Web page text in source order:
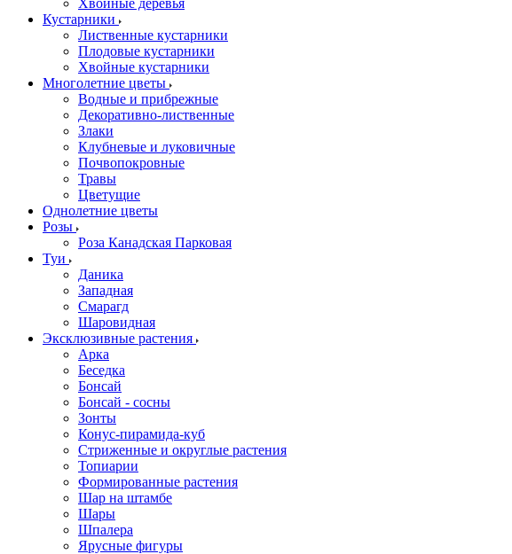
Хвойные деревья
Кустарники
Лиственные кустарники
Плодовые кустарники
Хвойные кустарники
Многолетние цветы
Водные и прибрежные
Декоративно-лиственные
Злаки
Клубневые и луковичные
Почвопокровные
Травы
Цветущие
Однолетние цветы
Розы
Роза Канадская Парковая
Туи
Даника
Западная
Смарагд
Шаровидная
Эксклюзивные растения
Арка
Беседка
Бонсай
Бонсай - сосны
Зонты
Конус-пирамида-куб
Стриженные и округлые растения
Топиарии
Формированные растения
Шар на штамбе
Шары
Шпалера
Ярусные фигуры